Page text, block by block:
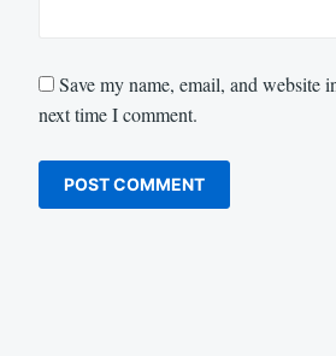
Save my name, email, and website
next time I comment.